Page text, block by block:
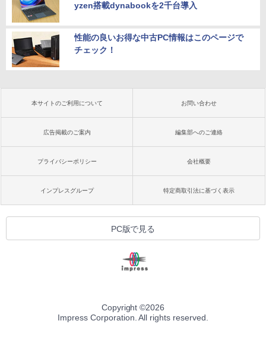
yzen搭載dynabookを2千台導入
性能の良いお得な中古PC情報はこのページで
チェック！
本サイトのご利用について お問い合わせ
広告掲載のご案内 編集部へのご連絡
プライバシーポリシー 会社概要
インプレスグループ 特定商取引法に基づく表示
PC版で見る
Copyright ©2026
Impress Corporation. All rights reserved.